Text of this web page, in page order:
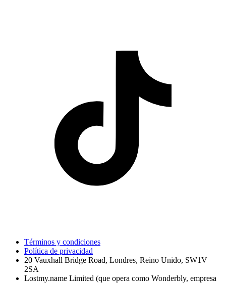
Términos y condiciones
Política de privacidad
20 Vauxhall Bridge Road, Londres, Reino Unido, SW1V
2SA
Lostmy.name Limited (que opera como Wonderbly, empresa